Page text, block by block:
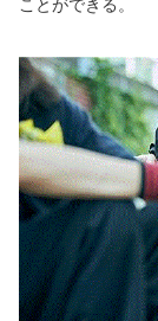
ことができる。